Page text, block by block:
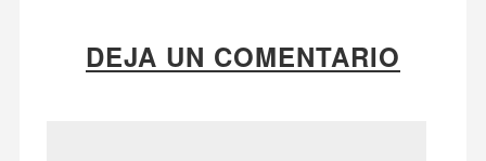
DEJA UN COMENTARIO